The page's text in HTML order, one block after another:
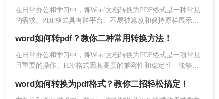
Word文档转换为PDF格式的方法，帮助您轻松实现格式转换。
在日常办公和学习中，将Word文档转换为PDF格式是一种常见
的需求。PDF格式具有跨平台、不易被篡改和保持原样展示等
word文档转pdf怎么转呢？本文将介绍两种将Word文档转换为
PDF的方法。
word如何转pdf？教你二种常用转换方法！
在日常办公和学习中，将Word文档转换为PDF格式是一项常见
且重要的操作。PDF格式因其高度的兼容性和稳定性，能够确
word如何转pdf呢？本文将介绍两种将Word转PDF的方法。
word如何转换为pdf格式？教你二招轻松搞定！